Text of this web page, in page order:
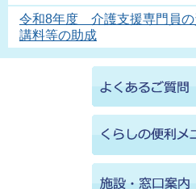
令和8年度 介護支援専門員の
講料等の助成